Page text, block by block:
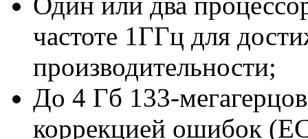
частоте 1ГГц для
производительности;
До 4 Гб 133-
коррекцией ошибок